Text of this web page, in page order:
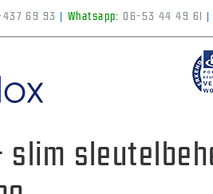
437 69 93 Whatsapp: 06-53 44 49 61
slim